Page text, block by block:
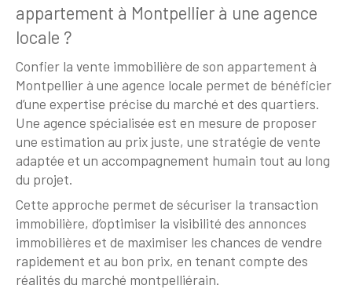
appartement à Montpellier à une agence
locale ?
Confier la vente immobilière de son appartement à
Montpellier à une agence locale permet de bénéficier
d’une expertise précise du marché et des quartiers.
Une agence spécialisée est en mesure de proposer
une estimation au prix juste, une stratégie de vente
adaptée et un accompagnement humain tout au long
du projet.
Cette approche permet de sécuriser la transaction
immobilière, d’optimiser la visibilité des annonces
immobilières et de maximiser les chances de vendre
rapidement et au bon prix, en tenant compte des
réalités du marché montpelliérain.